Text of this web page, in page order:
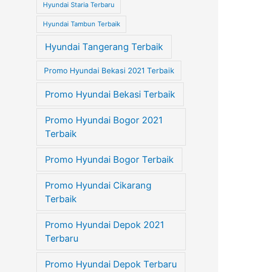
Hyundai Staria Terbaru
Hyundai Tambun Terbaik
Hyundai Tangerang Terbaik
Promo Hyundai Bekasi 2021 Terbaik
Promo Hyundai Bekasi Terbaik
Promo Hyundai Bogor 2021
Terbaik
Promo Hyundai Bogor Terbaik
Promo Hyundai Cikarang
Terbaik
Promo Hyundai Depok 2021
Terbaru
Promo Hyundai Depok Terbaru